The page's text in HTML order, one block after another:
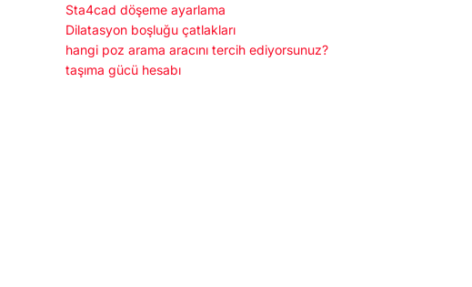
Sta4cad döşeme ayarlama
Dilatasyon boşluğu çatlakları
hangi poz arama aracını tercih ediyorsunuz?
taşıma gücü hesabı